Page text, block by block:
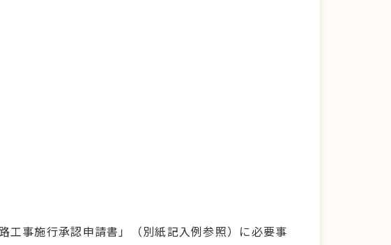
工事施行承認申請書」（別紙記入例参照）に必要事